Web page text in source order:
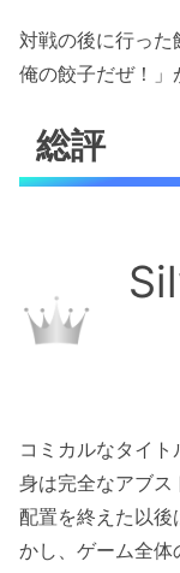
対戦の後に行っ
俺の餃子だぜ！」
総評
コミカルなタイ
身は完全なアブ
配置を終えた以後
かし、ゲーム全